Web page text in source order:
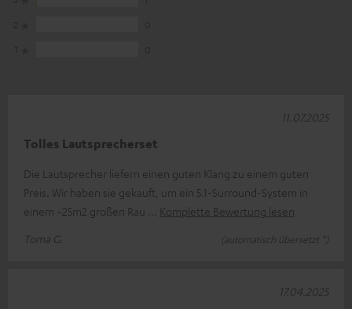
Tolles Lautsprecherset
Die Lautsprecher liefern einen guten Klang zu einem guten
Preis. Wir haben sie gekauft, um ein 5.1-Surround-System in
einem ~25m2 großen Rau
Komplette Bewertung lesen
Toma G.
(automatisch übersetzt *)
11.07.2025
17.04.2025